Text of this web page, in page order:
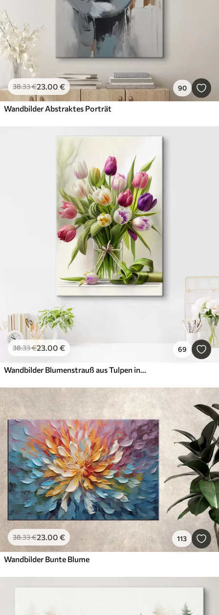
38.33€23 .00 € 90
Wandbilder Abstraktes Porträt
38.33€23 .00 € 69
38.33€23.00 € 113
Wandbilder Bunte Blume